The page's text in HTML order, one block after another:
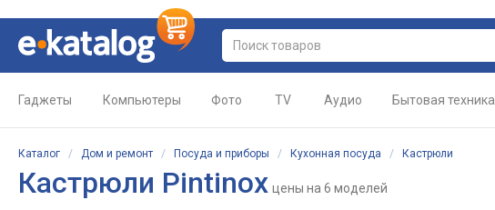
Гаджеты Компьютеры Фото TV Аудио Бытовая техника
Каталог / Дом и ремонт / Посуда и приборы / Кухонная посуда / Кастрюли
Кастрюли Pintinox цены на 6 моделей